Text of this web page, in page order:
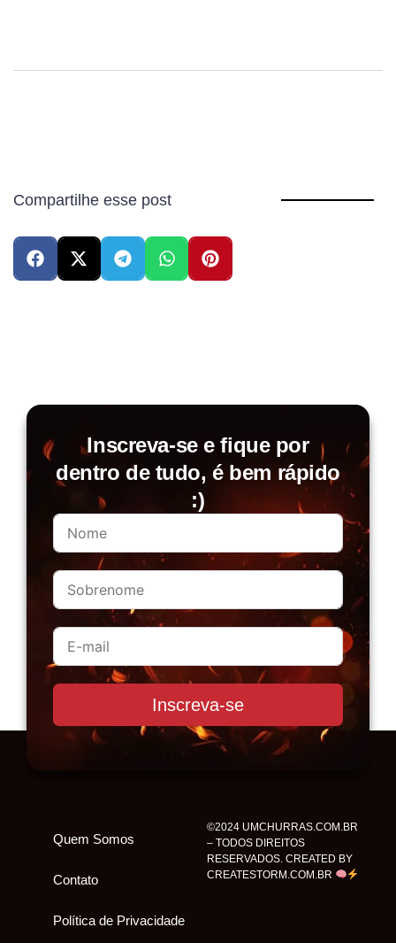
Compartilhe esse post
Inscreva-se e fique por
dentro de tudo, é bem rápido
:)
Inscreva-se
Quem Somos
Contato
Política de Privacidade
©2024 UMCHURRAS.COM.BR
– TODOS DIREITOS
RESERVADOS. CREATED BY
CREATESTORM.COM.BR